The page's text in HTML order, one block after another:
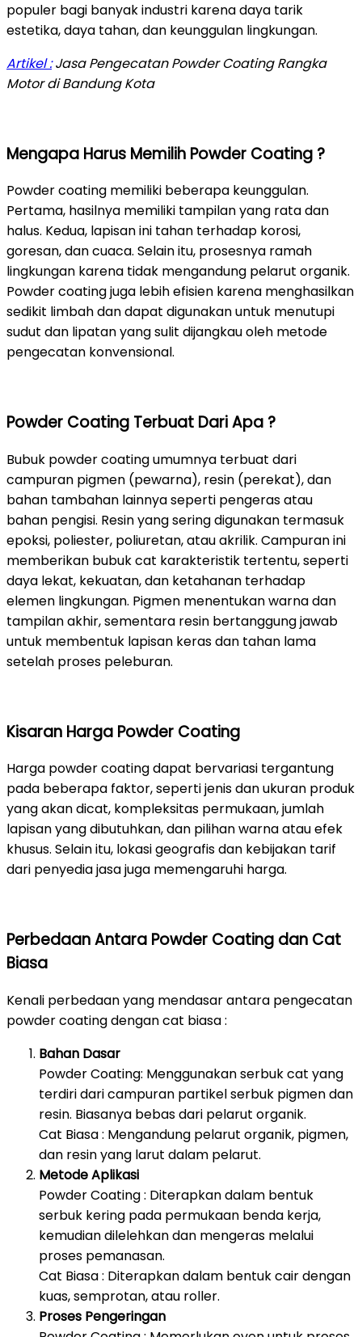
populer bagi banyak industri karena daya tarik
estetika, daya tahan, dan keunggulan lingkungan.
Artikel :Jasa Pengecatan Powder Coating Rangka
Motor di Bandung Kota
Mengapa Harus Memilih Powder Coating ?
Powder coating memiliki beberapa keunggulan.
Pertama, hasilnya memiliki tampilan yang rata dan
halus. Kedua, lapisan ini tahan terhadap korosi,
goresan, dan cuaca. Selain itu, prosesnya ramah
lingkungan karena tidak mengandung pelarut organik.
Powder coating juga lebih efisien karena menghasilkan
sedikit limbah dan dapat digunakan untuk menutupi
sudut dan lipatan yang sulit dijangkau oleh metode
pengecatan konvensional.
Powder Coating Terbuat Dari Apa ?
Bubuk powder coating umumnya terbuat dari
campuran pigmen (pewarna), resin (perekat), dan
bahan tambahan lainnya seperti pengeras atau
bahan pengisi. Resin yang sering digunakan termasuk
epoksi, poliester, poliuretan, atau akrilik. Campuran ini
memberikan bubuk cat karakteristik tertentu, seperti
daya lekat, kekuatan, dan ketahanan terhadap
elemen lingkungan. Pigmen menentukan warna dan
tampilan akhir, sementara resin bertanggung jawab
untuk membentuk lapisan keras dan tahan lama
setelah proses peleburan.
Kisaran Harga Powder Coating
Harga powder coating dapat bervariasi tergantung
pada beberapa faktor, seperti jenis dan ukuran produk
yang akan dicat, kompleksitas permukaan, jumlah
lapisan yang dibutuhkan, dan pilihan warna atau efek
khusus. Selain itu, lokasi geografis dan kebijakan tarif
dari penyedia jasa juga memengaruhi harga.
Perbedaan Antara Powder Coating dan Cat
Biasa
Kenali perbedaan yang mendasar antara pengecatan
powder coating dengan cat biasa :
Bahan Dasar
Powder Coating: Menggunakan serbuk cat yang
terdiri dari campuran partikel serbuk pigmen dan
resin. Biasanya bebas dari pelarut organik.
Cat Biasa : Mengandung pelarut organik, pigmen,
dan resin yang larut dalam pelarut.
Metode Aplikasi
Powder Coating : Diterapkan dalam bentuk
serbuk kering pada permukaan benda kerja,
kemudian dilelehkan dan mengeras melalui
proses pemanasan.
Cat Biasa : Diterapkan dalam bentuk cair dengan
kuas, semprotan, atau roller.
Proses Pengeringan